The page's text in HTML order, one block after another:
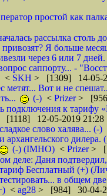
простой как
рассылка
Я больше
через 6 или 7
вопрос саппорту... -
< SKH > [1309] 14-05-
метят... Вот и не
(-) < Prizer>
подключения к тарифу
[1118] 12-05-2019 21:28
слово халява... (-)
дилера.
(-) (IMHO) < Prizer>
деле: Даня
Бесплатный (+)
в общем
< ag28 > [984] 30-04-